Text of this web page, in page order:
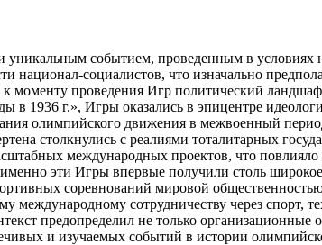
событием, проведенным в
национал-социалистов, что изначально
проведения Игр политический
1936 г.», Игры оказались в эпицентре
олимпийского движения в межвоенный
столкнулись с реалиями тоталитарных
международных проектов, что
эти Игры впервые получили столь
соревнований мировой
международному сотрудничеству через спорт,
предопределил не только организационные
и изучаемых событий в истории